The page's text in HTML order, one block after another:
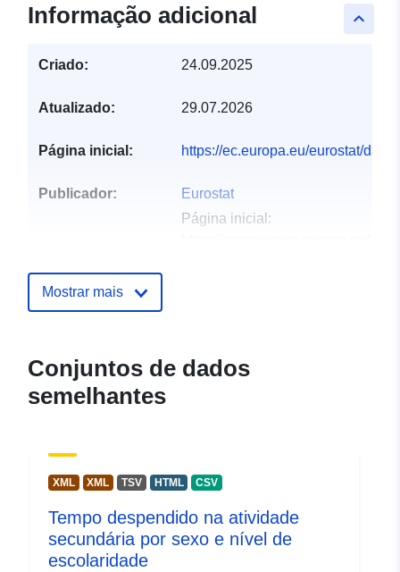
keyboard_arrow_up
Informação adicional
Criado: 24.09.2025
Atualizado: 29.07.2026
Página inicial: https://ec.europa.eu/eurostat/
Publicador:
Eurostat
Página inicial:
Pontos de
URL:
Atualizado em data.europa.eu:
30 July 2026
Recurso
Mostrar mais
Conjuntos de dados
semelhantes
XML XML TSV HTML CSV
Tempo despendido na atividade
secundária por sexo e nível de
escolaridade